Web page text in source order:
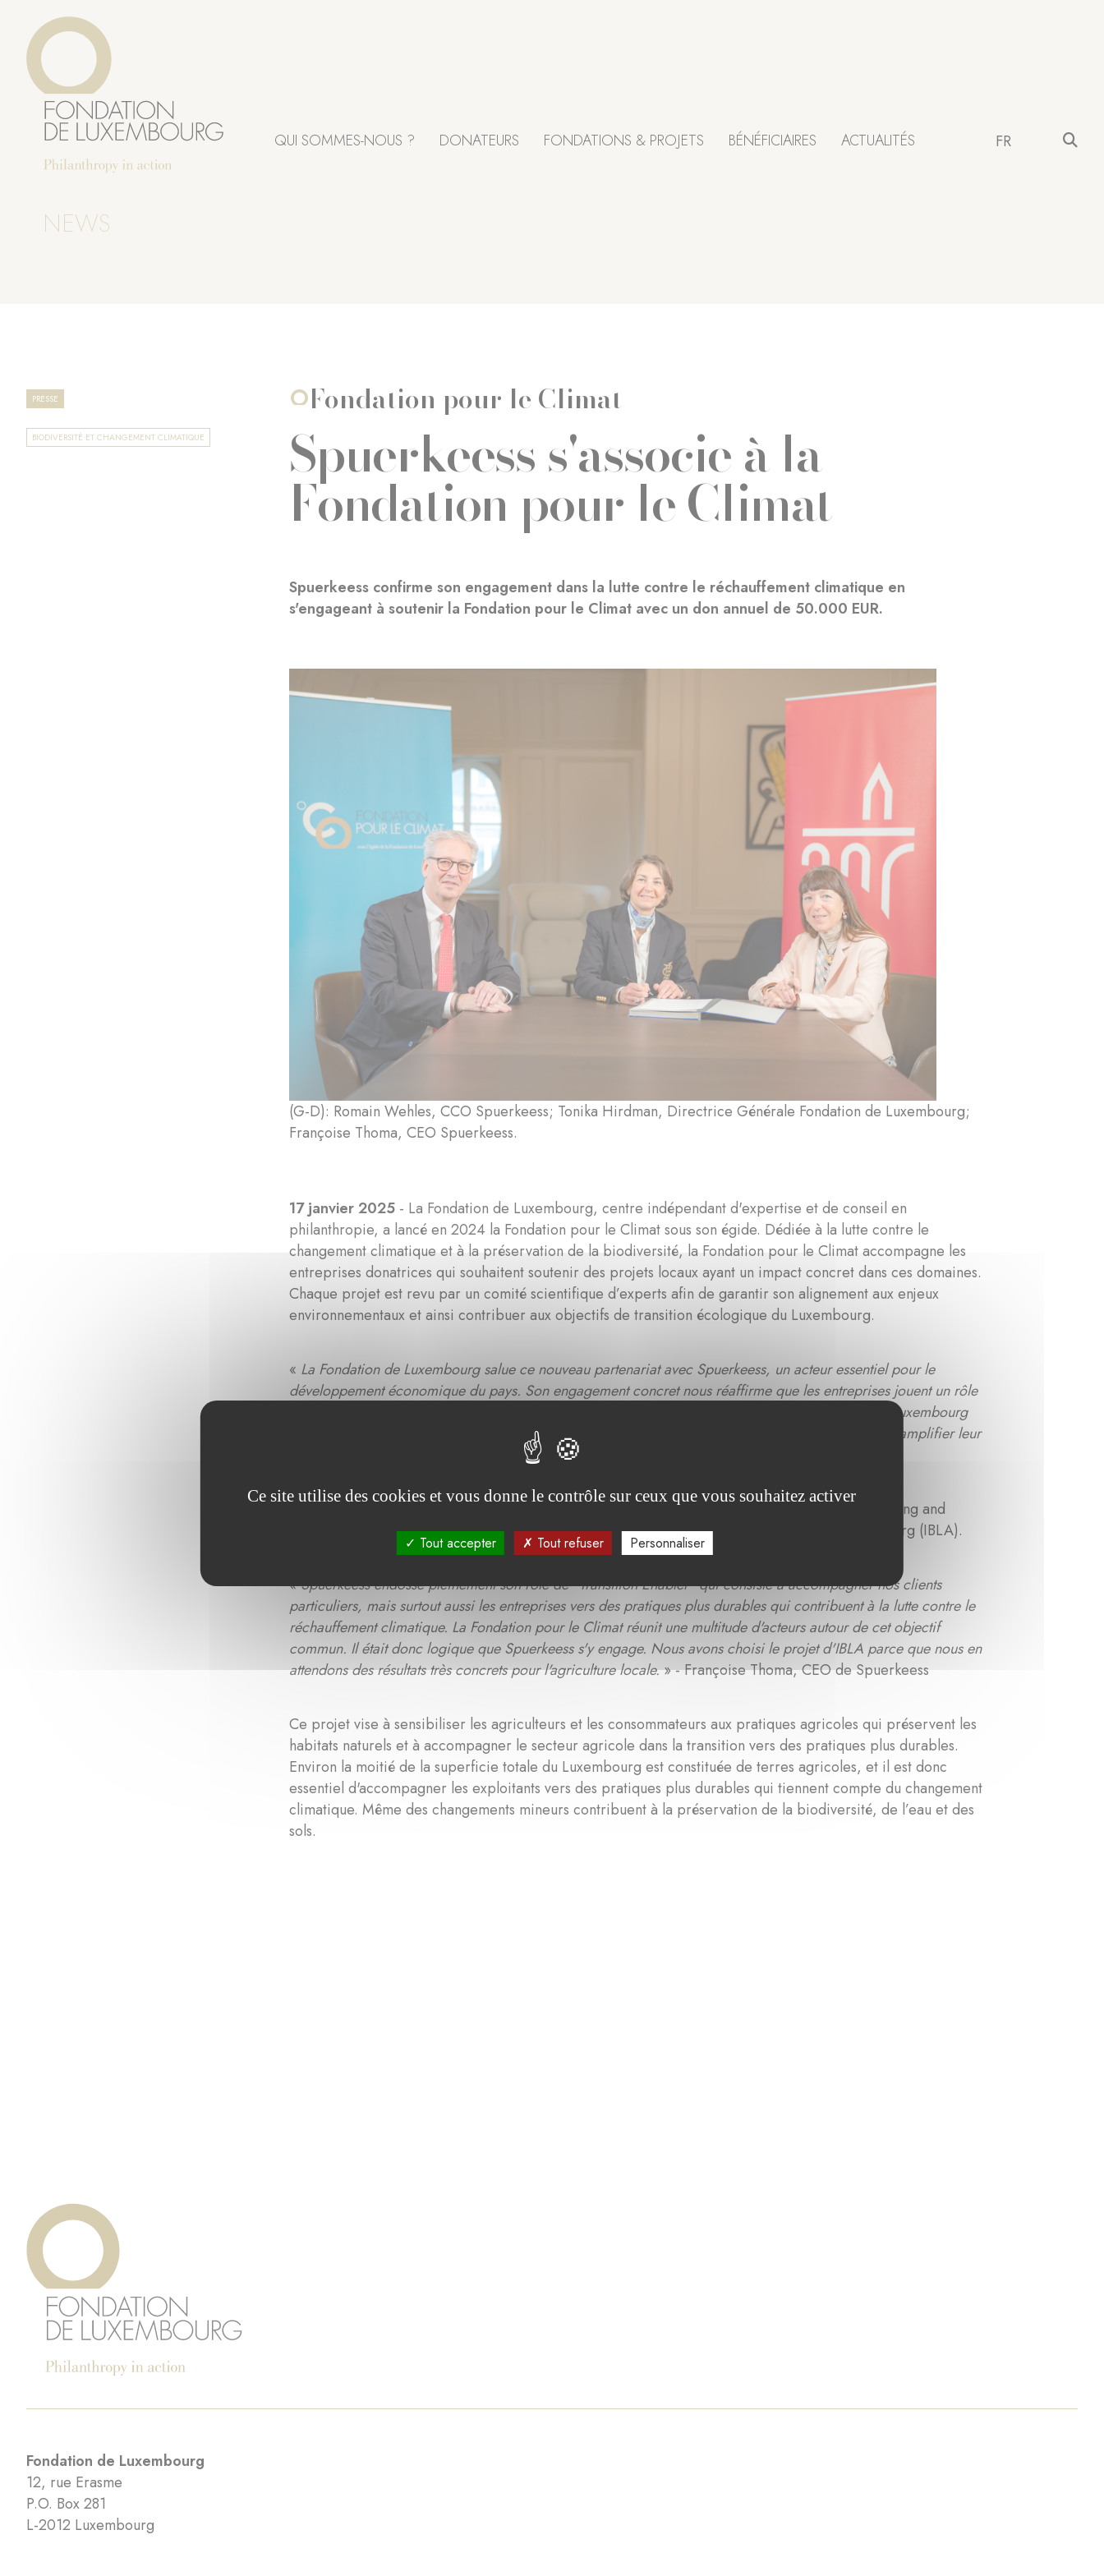
contenu
principal
QUI SOMMES-NOUS ? DONATEURS FONDATIONS & PROJETS BÉNÉFICIAIRES ACTUALITÉS FR
NEWS
PRESSE
BIODIVERSITÉ ET CHANGEMENT CLIMATIQUE
Fondation pour le Climat
Spuerkeess s'associe à la
Fondation pour le Climat
Spuerkeess confirme son engagement dans la lutte contre le réchauffement climatique en
s'engageant à soutenir la Fondation pour le Climat avec un don annuel de 50.000 EUR.
(G-D): Romain Wehles, CCO Spuerkeess; Tonika Hirdman, Directrice Générale Fondation de Luxembourg;
Françoise Thoma, CEO Spuerkeess.
17 janvier 2025- La Fondation de Luxembourg, centre indépendant d'expertise et de conseil en
philanthropie, a lancé en 2024 la Fondation pour le Climat sous son égide. Dédiée à la lutte contre le
changement climatique et à la préservation de la biodiversité, la Fondation pour le Climat accompagne les
entreprises donatrices qui souhaitent soutenir des projets locaux ayant un impact concret dans ces domaines.
Chaque projet est revu par un comité scientifique d’experts afin de garantir son alignement aux enjeux
environnementaux et ainsi contribuer aux objectifs de transition écologique du Luxembourg.
« La Fondation de Luxembourg salue ce nouveau partenariat avec Spuerkeess, un acteur essentiel pour le
développement économique du pays. Son engagement concret nous réaffirme que les entreprises jouent un rôle
important dans la transition climatique. Au travers de la Fondation pour le Climat, la Fondation de Luxembourg
s’efforce d’offrir aux entreprises, de façon simplifiée, l’opportunité d’agir pour l’environnement et d’amplifier leur
» - Tonika Hirdman, Directeur Général de la Fondation de Luxembourg
Le premier projet soutenu par Spuerkeess est le projet « SMART regio » (Sustainability Monitoring and
Assessment RouTine) porté par l’Institut fir Biologesch Landwirtschaft an Agrarökologie Luxemburg (IBLA).
«Spuerkeess endosse pleinement son rôle de "Transition Enabler" qui consiste à accompagner nos clients
particuliers, mais surtout aussi les entreprises vers des pratiques plus durables qui contribuent à la lutte contre le
réchauffement climatique. La Fondation pour le Climat réunit une multitude d'acteurs autour de cet objectif
commun. Il était donc logique que Spuerkeess s'y engage. Nous avons choisi le projet d'IBLA parce que nous en
attendons des résultats très concrets pour l'agriculture locale.» - Françoise Thoma, CEO de Spuerkeess
Ce projet vise à sensibiliser les agriculteurs et les consommateurs aux pratiques agricoles qui préservent les
habitats naturels et à accompagner le secteur agricole dans la transition vers des pratiques plus durables.
Environ la moitié de la superficie totale du Luxembourg est constituée de terres agricoles, et il est donc
essentiel d'accompagner les exploitants vers des pratiques plus durables qui tiennent compte du changement
climatique. Même des changements mineurs contribuent à la préservation de la biodiversité, de l’eau et des
sols.
Fondation de Luxembourg
12, rue Erasme
P.O. Box 281
L-2012 Luxembourg
Ce site utilise des cookies et vous donne le contrôle sur ceux que vous souhaitez activer
Tout accepter Tout refuser Personnaliser